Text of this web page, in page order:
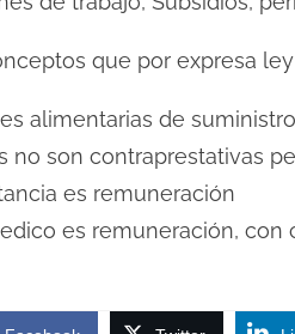
que por expresa
alimentarias de
no son contraprestativas
es remuneración
es remuneración, con